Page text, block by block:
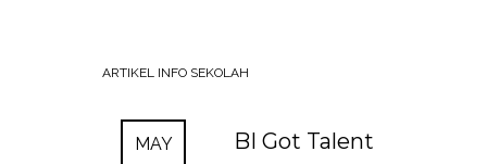
ARTIKEL INFO SEKOLAH
MAY
BI Got Talent